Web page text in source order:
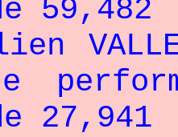
59,482
27,941